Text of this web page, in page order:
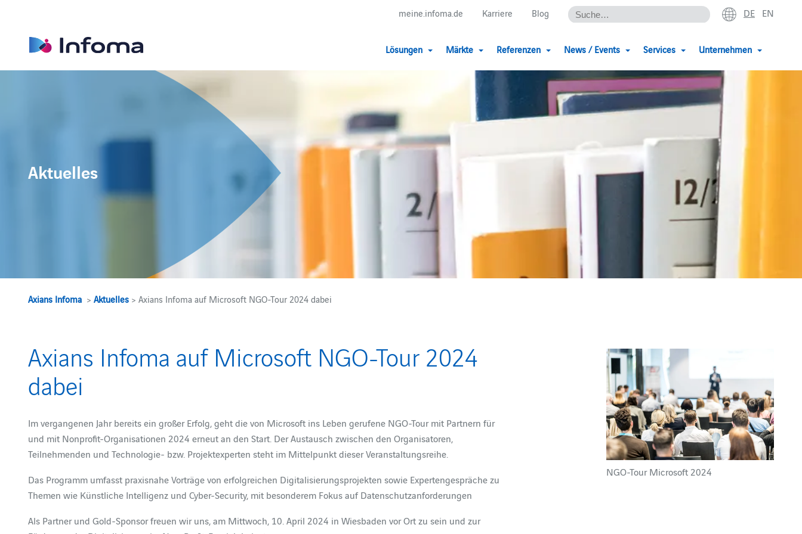
meine.infoma.de Karriere Blog DE EN
Lösungen Märkte Referenzen News / Events Services Unternehmen
Aktuelles
Axians Infoma >Aktuelles > Axians Infoma auf Microsoft NGO-Tour 2024 dabei
Axians Infoma auf Microsoft NGO-Tour 2024
dabei
Im vergangenen Jahr bereits ein großer Erfolg, geht die von Microsoft ins Leben gerufene NGO-Tour mit Partnern für
und mit Nonprofit-Organisationen 2024 erneut an den Start. Der Austausch zwischen den Organisatoren,
Teilnehmenden und Technologie- bzw. Projektexperten steht im Mittelpunkt dieser Veranstaltungsreihe.
Das Programm umfasst praxisnahe Vorträge von erfolgreichen Digitalisierungsprojekten sowie Expertengespräche zu
Themen wie Künstliche Intelligenz und Cyber-Security, mit besonderem Fokus auf Datenschutzanforderungen
Als Partner und Gold-Sponsor freuen wir uns, am Mittwoch, 10. April 2024 in Wiesbaden vor Ort zu sein und zur
NGO-Tour Microsoft 2024